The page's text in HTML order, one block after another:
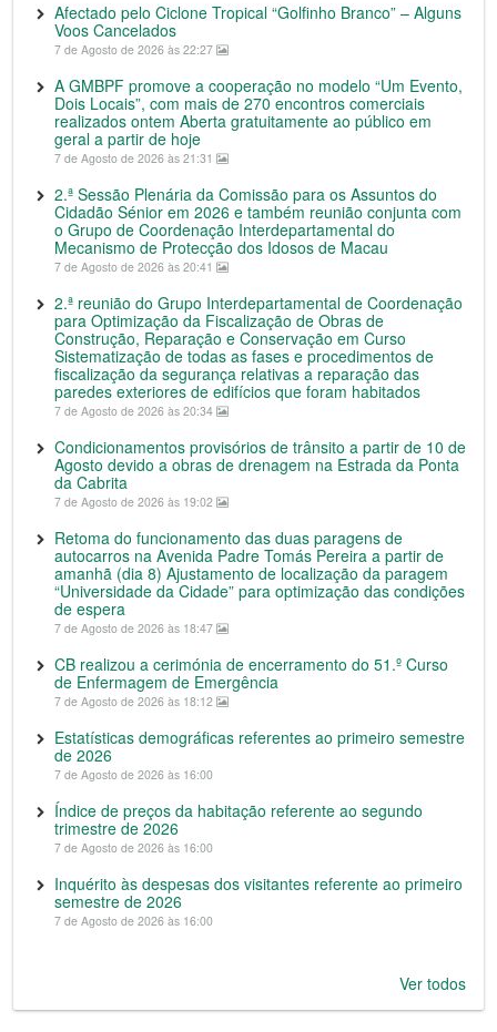
Afectado pelo Ciclone Tropical “Golfinho Branco” – Alguns
Voos Cancelados
7 de Agosto de 2026 às 22:27
A GMBPF promove a cooperação no modelo “Um Evento,
Dois Locais”, com mais de 270 encontros comerciais
realizados ontem Aberta gratuitamente ao público em
geral a partir de hoje
7 de Agosto de 2026 às 21:31
2.ª Sessão Plenária da Comissão para os Assuntos do
Cidadão Sénior em 2026 e também reunião conjunta com
o Grupo de Coordenação Interdepartamental do
Mecanismo de Protecção dos Idosos de Macau
7 de Agosto de 2026 às 20:41
2.ª reunião do Grupo Interdepartamental de Coordenação
para Optimização da Fiscalização de Obras de
Construção, Reparação e Conservação em Curso
Sistematização de todas as fases e procedimentos de
fiscalização da segurança relativas a reparação das
paredes exteriores de edifícios que foram habitados
7 de Agosto de 2026 às 20:34
Condicionamentos provisórios de trânsito a partir de 10 de
Agosto devido a obras de drenagem na Estrada da Ponta
da Cabrita
7 de Agosto de 2026 às 19:02
Retoma do funcionamento das duas paragens de
autocarros na Avenida Padre Tomás Pereira a partir de
amanhã (dia 8) Ajustamento de localização da paragem
“Universidade da Cidade” para optimização das condições
de espera
7 de Agosto de 2026 às 18:47
CB realizou a cerimónia de encerramento do 51.º Curso
de Enfermagem de Emergência
7 de Agosto de 2026 às 18:12
Estatísticas demográficas referentes ao primeiro semestre
de 2026
7 de Agosto de 2026 às 16:00
Índice de preços da habitação referente ao segundo
trimestre de 2026
7 de Agosto de 2026 às 16:00
Inquérito às despesas dos visitantes referente ao primeiro
semestre de 2026
7 de Agosto de 2026 às 16:00
Ver todos